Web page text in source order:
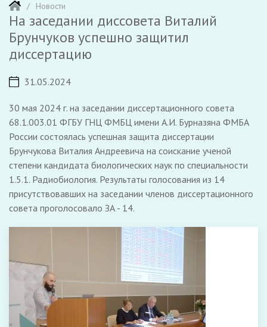
Новости
На заседании диссовета Виталий
Брунчуков успешно защитил
диссертацию
31.05.2024
30 мая 2024 г. на заседании диссертационного совета
68.1.003.01 ФГБУ ГНЦ ФМБЦ имени А.И. Бурназяна ФМБА
России состоялась успешная защита диссертации
Брунчукова Виталия Андреевича на соискание ученой
степени кандидата биологических наук по специальности
1.5.1. Радиобиология. Результаты голосования из 14
присутствовавших на заседании членов диссертационного
совета проголосовало ЗА - 14.